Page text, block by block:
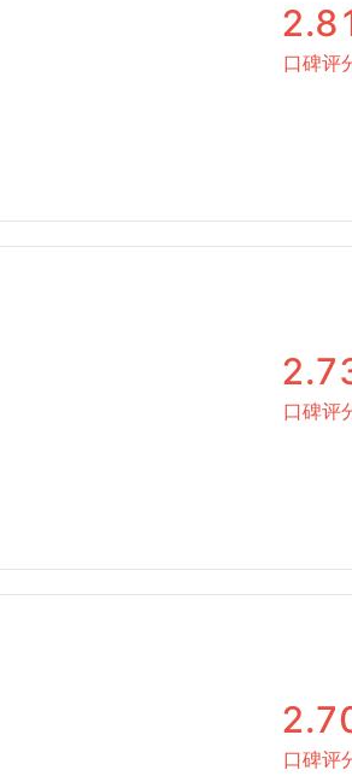
口碑评
口碑评
口碑评